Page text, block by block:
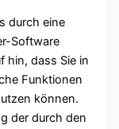
durch eine
Software
hin, dass Sie in
Funktionen
können.
der durch den